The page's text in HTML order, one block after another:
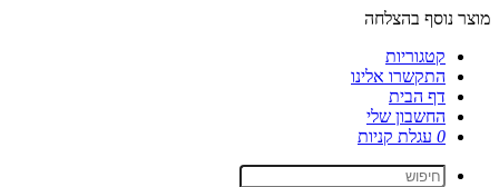
מוצר נוסף בהצלחה
קטגוריות
התקשרו אלינו
דף הבית
החשבון שלי
0 עגלת קניות